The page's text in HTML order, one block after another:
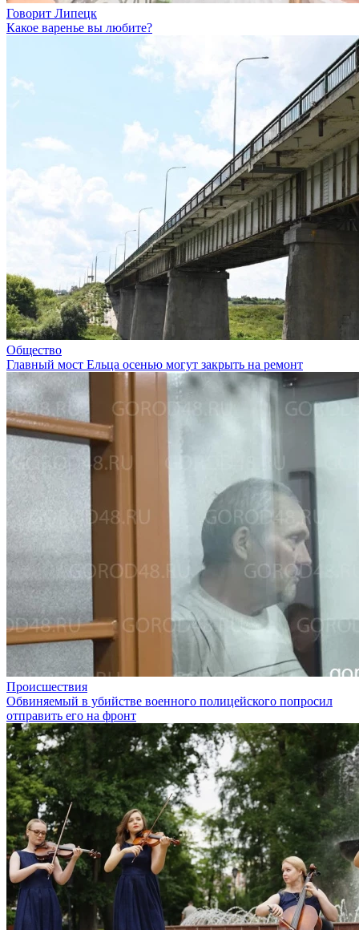
Говорит Липецк
Какое варенье вы любите?
Общество
Главный мост Ельца осенью могут закрыть на ремонт
Происшествия
Обвиняемый в убийстве военного полицейского попросил
отправить его на фронт